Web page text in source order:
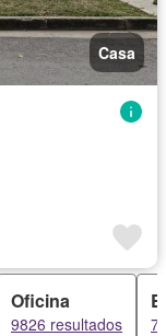
Casa
Oficina
9826 resultados